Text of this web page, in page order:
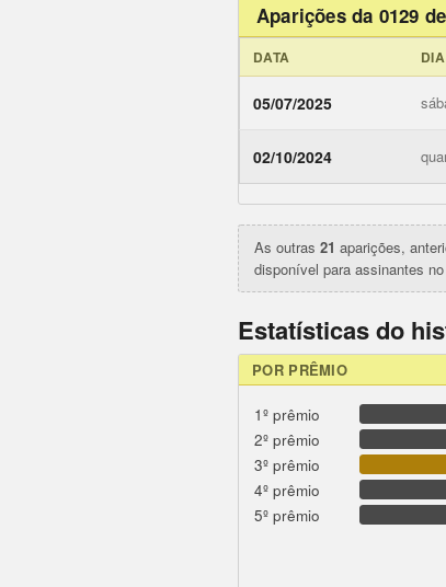
Aparições da 0129
DATA
05/07/2025
02/10/2024
As outras 21 aparições,
disponível para assinantes no
Estatísticas do
POR PRÊMIO
1º prêmio
2º prêmio
3º prêmio
4º prêmio
5º prêmio